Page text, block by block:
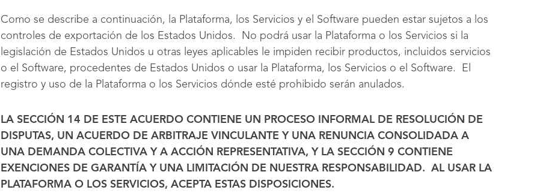
Como se describe a continuación, la Plataforma, los Servicios y el Software pueden estar sujetos a los
controles de exportación de los Estados Unidos. No podrá usar la Plataforma o los Servicios si la
legislación de Estados Unidos u otras leyes aplicables le impiden recibir productos, incluidos servicios
o el Software, procedentes de Estados Unidos o usar la Plataforma, los Servicios o el Software. El
registro y uso de la Plataforma o los Servicios dónde esté prohibido serán anulados.
LA SECCIÓN 14 DE ESTE ACUERDO CONTIENE UN PROCESO INFORMAL DE RESOLUCIÓN DE
DISPUTAS, UN ACUERDO DE ARBITRAJE VINCULANTE Y UNA RENUNCIA CONSOLIDADA A
UNA DEMANDA COLECTIVA Y A ACCIÓN REPRESENTATIVA, Y LA SECCIÓN 9 CONTIENE
EXENCIONES DE GARANTÍA Y UNA LIMITACIÓN DE NUESTRA RESPONSABILIDAD. AL USAR LA
PLATAFORMA O LOS SERVICIOS, ACEPTA ESTAS DISPOSICIONES.